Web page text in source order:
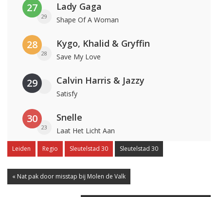
27
29
Lady Gaga
Shape Of A Woman
28
28
Kygo, Khalid & Gryffin
Save My Love
29 Calvin Harris & Jazzy
Satisfy
30
23
Snelle
Laat Het Licht Aan
Leiden Regio Sleutelstad 30 Sleutelstad 30
« Nat pak door misstap bij Molen de Valk